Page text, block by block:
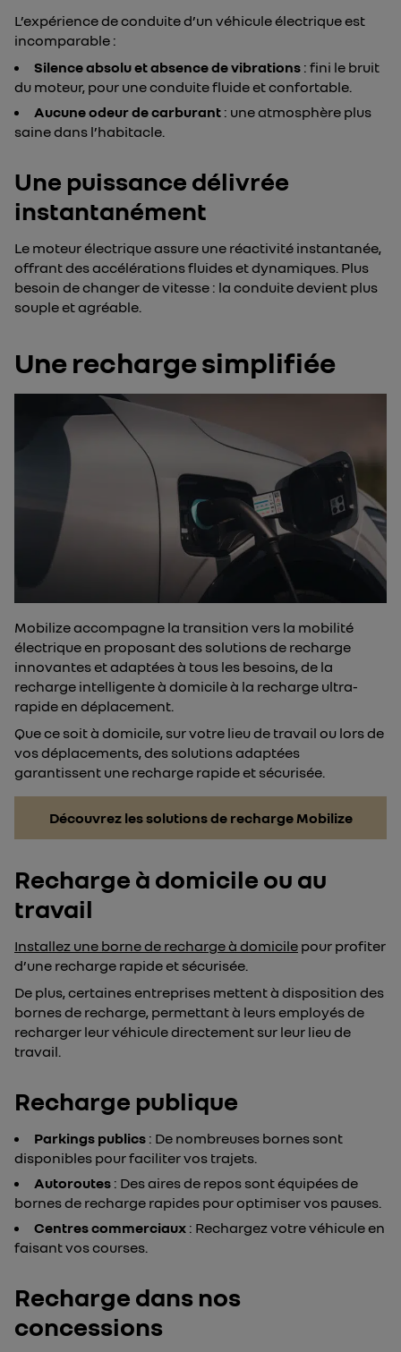
L’expérience de conduite d’un véhicule électrique est
incomparable :
Silence absolu et absence de vibrations : fini le bruit
du moteur, pour une conduite fluide et confortable.
Aucune odeur de carburant : une atmosphère plus
saine dans l’habitacle.
Une puissance délivrée
instantanément
Le moteur électrique assure une réactivité instantanée,
offrant des accélérations fluides et dynamiques. Plus
besoin de changer de vitesse : la conduite devient plus
souple et agréable.
Une recharge simplifiée
Mobilize accompagne la transition vers la mobilité
électrique en proposant des solutions de recharge
innovantes et adaptées à tous les besoins, de la
recharge intelligente à domicile à la recharge ultra-
rapide en déplacement.
Que ce soit à domicile, sur votre lieu de travail ou lors de
vos déplacements, des solutions adaptées
garantissent une recharge rapide et sécurisée.
Découvrez les solutions de recharge Mobilize
Recharge à domicile ou au
travail
Installez une borne de recharge à domicile pour profiter
d’une recharge rapide et sécurisée.
De plus, certaines entreprises mettent à disposition des
bornes de recharge, permettant à leurs employés de
recharger leur véhicule directement sur leur lieu de
travail.
Recharge publique
Parkings publics : De nombreuses bornes sont
disponibles pour faciliter vos trajets.
Autoroutes : Des aires de repos sont équipées de
bornes de recharge rapides pour optimiser vos pauses.
Centres commerciaux : Rechargez votre véhicule en
faisant vos courses.
Recharge dans nos
concessions